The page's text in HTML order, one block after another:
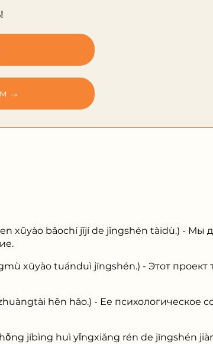
→
xūyào bǎochí jījí de jīngshén tàidù.) - Мы
xūyào tuánduì jīngshén.) - Этот
hěn hǎo.) - Ее психологическое
zhǒng jíbìng huì yǐngxiǎng rén de jīngshén